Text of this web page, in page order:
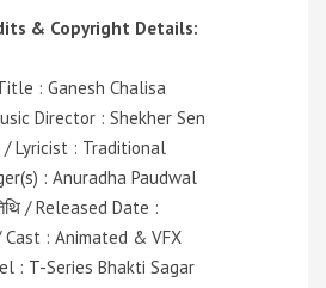
& Copyright Details:
: Ganesh Chalisa
Director : Shekher Sen
/ Lyricist : Traditional
: Anuradha Paudwal
/ Released Date :
Cast : Animated & VFX
: T-Series Bhakti Sagar